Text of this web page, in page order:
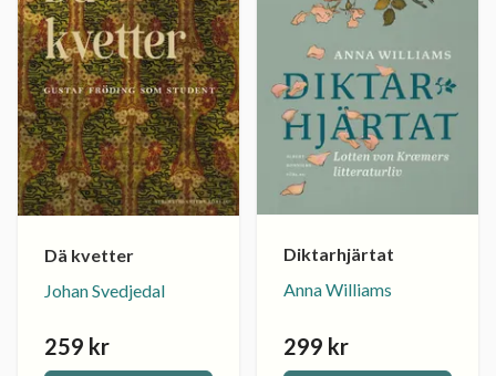
Dä kvetter
Johan Svedjedal
259 kr
Diktarhjärtat
Anna Williams
299 kr